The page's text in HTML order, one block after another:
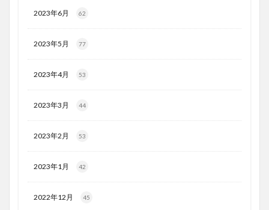
2023年6月 62
2023年5月 77
2023年4月 53
2023年3月 44
2023年2月 53
2023年1月 42
2022年12月 45